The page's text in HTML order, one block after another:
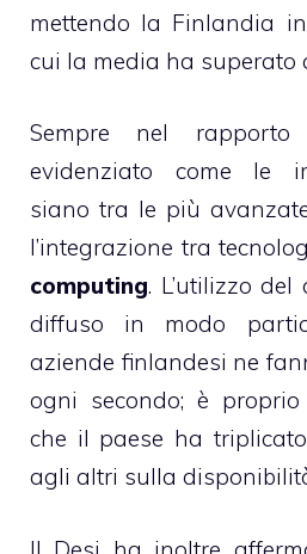
mettendo la Finlandia
cui la media ha superato
Sempre nel
evidenziato come le
siano tra le più
l’integrazione tra
computing. L’utilizzo
diffuso in modo
aziende finlandesi ne
ogni secondo; è
che il paese ha
agli altri sulla